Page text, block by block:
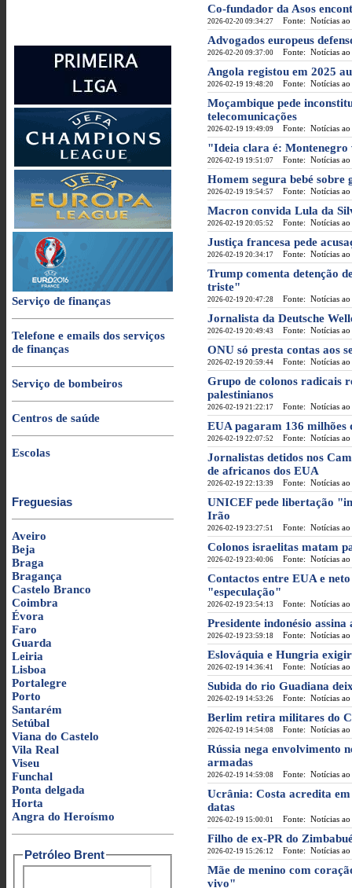
Serviço de finanças
Telefone e emails dos serviços
de finanças
Serviço de bombeiros
Centros de saúde
Escolas
Freguesias
Aveiro
Beja
Braga
Bragança
Castelo Branco
Coimbra
Évora
Faro
Guarda
Leiria
Lisboa
Portalegre
Porto
Santarém
Setúbal
Viana do Castelo
Vila Real
Viseu
Funchal
Ponta delgada
Horta
Angra do Heroísmo
Petróleo Brent
Co-fundador da Asos
2026-02-20 09:34:27 Fonte: Notícias
Advogados europeus
2026-02-20 09:37:00 Fonte: Notícias
Angola registou em 2025
2026-02-19 19:48:20 Fonte: Notícias
Moçambique pede
telecomunicações
2026-02-19 19:49:09 Fonte: Notícias
"Ideia clara é: Montenegro
2026-02-19 19:51:07 Fonte: Notícias
Homem segura bebé
2026-02-19 19:54:57 Fonte: Notícias
Macron convida Lula da
2026-02-19 20:05:52 Fonte: Notícias
Justiça francesa pede
2026-02-19 20:34:17 Fonte: Notícias
Trump comenta detenção
triste"
2026-02-19 20:47:28 Fonte: Notícias
Jornalista da Deutsche
2026-02-19 20:49:43 Fonte: Notícias
ONU só presta contas aos
2026-02-19 20:59:44 Fonte: Notícias
Grupo de colonos radicais
palestinianos
2026-02-19 21:22:17 Fonte: Notícias
EUA pagaram 136 milhões
2026-02-19 22:07:52 Fonte: Notícias
Jornalistas detidos nos
de africanos dos EUA
2026-02-19 22:13:39 Fonte: Notícias
UNICEF pede libertação
Irão
2026-02-19 23:27:51 Fonte: Notícias
Colonos israelitas matam
2026-02-19 23:40:06 Fonte: Notícias
Contactos entre EUA e
"especulação"
2026-02-19 23:54:13 Fonte: Notícias
Presidente indonésio
2026-02-19 23:59:18 Fonte: Notícias
Eslováquia e Hungria
2026-02-19 14:36:41 Fonte: Notícias
Subida do rio Guadiana
2026-02-19 14:53:26 Fonte: Notícias
Berlim retira militares do
2026-02-19 14:54:08 Fonte: Notícias
Rússia nega envolvimento
armadas
2026-02-19 14:59:08 Fonte: Notícias
Ucrânia: Costa acredita
datas
2026-02-19 15:00:01 Fonte: Notícias
Filho de ex-PR do
2026-02-19 15:26:12 Fonte: Notícias
Mãe de menino com
vivo"